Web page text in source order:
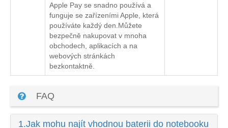
Apple Pay se snadno používá a
funguje se zařízeními Apple, která
používáte každý den.Můžete
bezpečně nakupovat v mnoha
obchodech, aplikacích a na
webových stránkách
bezkontaktně.
FAQ
1.Jak mohu najít vhodnou baterii do notebooku